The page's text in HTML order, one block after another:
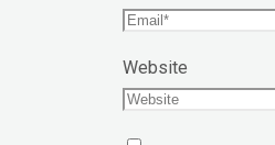
Website